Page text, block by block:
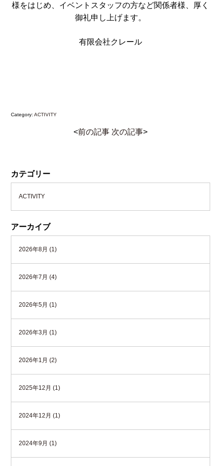
様をはじめ、イベントスタッフの方など関係者様、厚く
御礼申し上げます。
有限会社クレール
Category:ACTIVITY
<前の記事 次の記事>
カテゴリー
ACTIVITY
アーカイブ
2026年8月 (1)
2026年7月 (4)
2026年5月 (1)
2026年3月 (1)
2026年1月 (2)
2025年12月 (1)
2024年12月 (1)
2024年9月 (1)